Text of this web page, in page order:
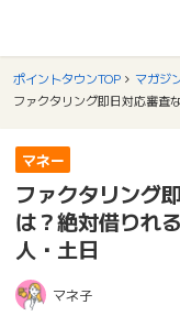
ポイントタウンTOP マガジ
マネー
ファクタリング
は？絶対借りれ
人・土日
マネ子